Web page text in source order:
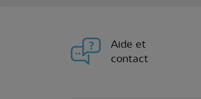
Aide et
contact